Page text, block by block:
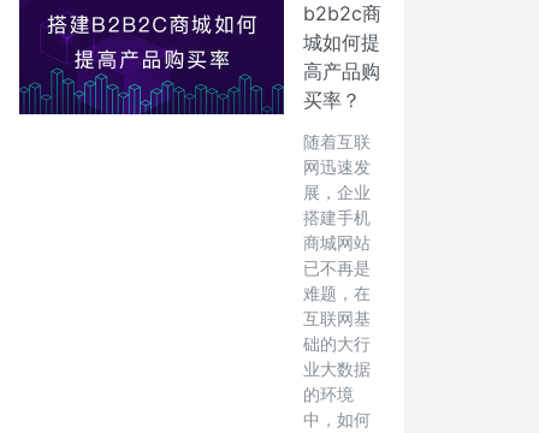
b2b2c商
城如何提
高产品购
买率？
随着互联
网迅速发
展，企业
搭建手机
商城网站
已不再是
难题，在
互联网基
础的大行
业大数据
的环境
中，如何